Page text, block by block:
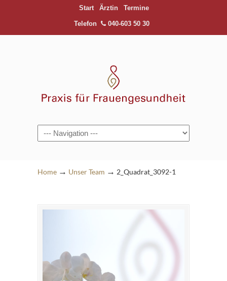
Start Ärztin Termine
Telefon 040-603 50 30
Navigation
Home → Unser Team → 2_Quadrat_3092-1